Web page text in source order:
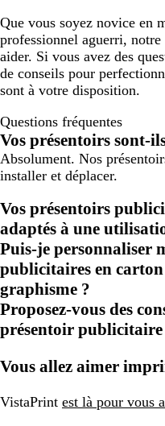
Que vous soyez novice en
professionnel aguerri,
aider. Si vous avez des
de conseils pour
sont à votre disposition.
Questions fréquentes
Vos présentoirs sont-
Absolument. Nos
installer et déplacer.
Vos présentoirs
adaptés à une
Puis-je personnaliser
publicitaires en
graphisme ?
Proposez-vous des
présentoir
Vous allez aimer
VistaPrint est là pour vous